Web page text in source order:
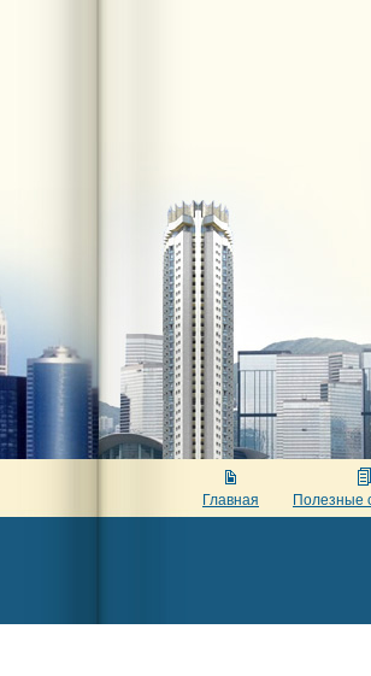
Главная Полезные